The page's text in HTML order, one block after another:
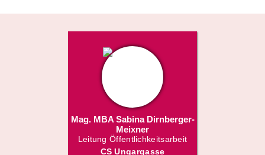
Mag. MBA Sabina Dirnberger-
Meixner
Leitung Öffentlichkeitsarbeit
CS Ungargasse